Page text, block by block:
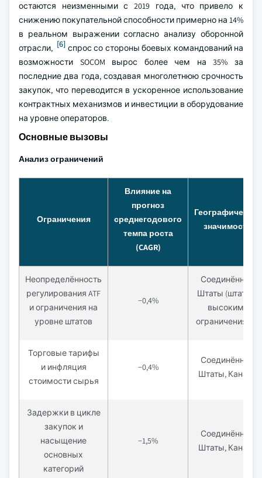
остаются неизменными с 2019 года, что привело к
снижению покупательной способности примерно на 14%
в реальном выражении согласно анализу оборонной
отрасли, [6] спрос со стороны боевых командований на
возможности SOCOM вырос более чем на 35% за
последние два года, создавая многолетнюю срочность
закупок, что переводится в ускоренное использование
контрактных механизмов и инвестиции в оборудование
на уровне операторов.
Основные вызовы
Анализ ограничений
Ограничения
Влияние на
прогноз
среднегодового
темпа роста
(CAGR)
Географическая
значимость
Неопределённость
регулирования ATF
и ограничения на
уровне штатов
−0,4%
Соединённые
Штаты (штаты с
высокими
ограничениями)
Торговые тарифы
и инфляция
стоимости сырья
−0,4%
Соединённые
Штаты, Канада
Задержки в цикле
закупок и
насыщение
основных
категорий
−1,5%
Соединённые
Штаты, Канада